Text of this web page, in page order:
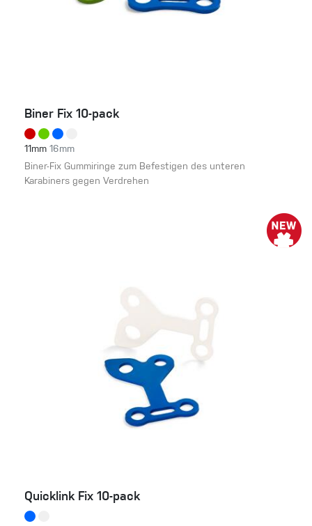
Biner Fix 10-pack
11mm 16mm
Biner-Fix Gummiringe zum Befestigen des unteren
Karabiners gegen Verdrehen
Quicklink Fix 10-pack